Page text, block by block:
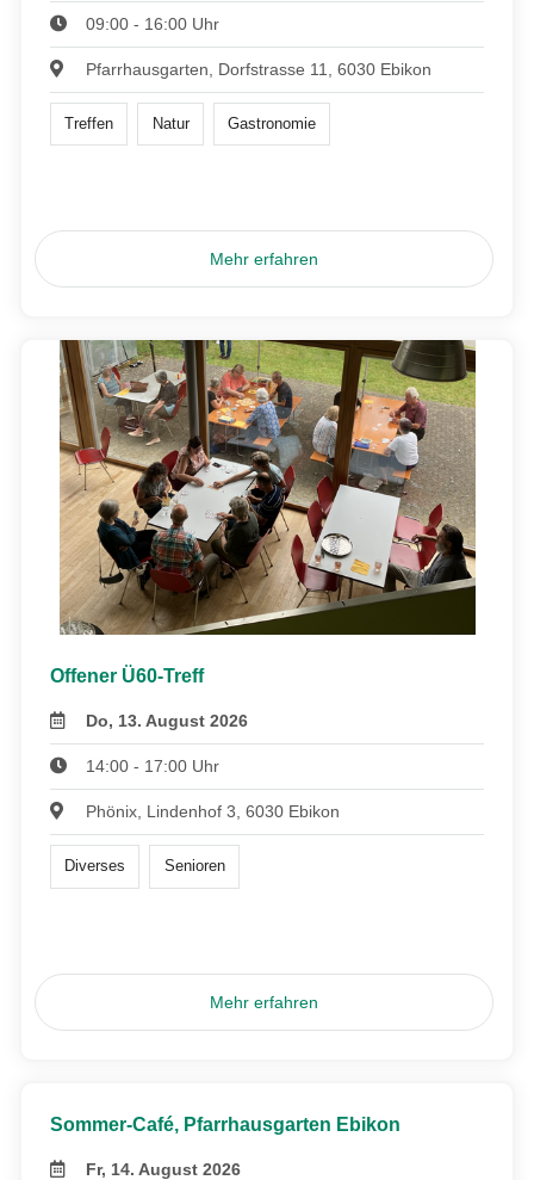
09:00 - 16:00 Uhr
Pfarrhausgarten, Dorfstrasse 11, 6030 Ebikon
Treffen Natur Gastronomie
Mehr erfahren
Offener Ü60-Treff
Do, 13. August 2026
14:00 - 17:00 Uhr
Phönix, Lindenhof 3, 6030 Ebikon
Diverses Senioren
Mehr erfahren
Sommer-Café, Pfarrhausgarten Ebikon
Fr, 14. August 2026